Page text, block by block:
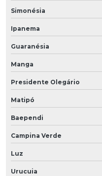
Simonésia
Ipanema
Guaranésia
Manga
Presidente Olegário
Matipó
Baependi
Campina Verde
Luz
Urucuia